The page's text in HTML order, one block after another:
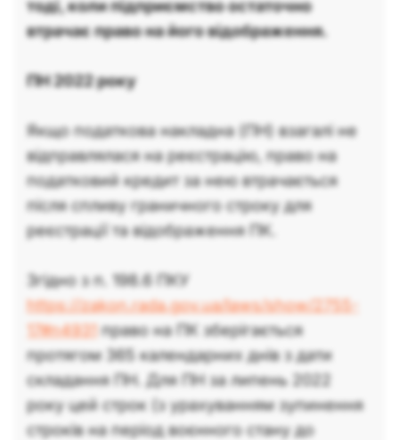
тоді, коли підприємство остаточно
втрачає право на його відображення.
ПН 2022 року
Якщо податкова накладна (ПН) взагалі не
відправлялася на реєстрацію, право на
податковий кредит за нею втрачається
після спливу граничного строку для
реєстрації та відображення ПК.
Згідно з п. 198.6 ПКУ
https://zakon.rada.gov.ua/laws/show/2755-
17#n4931
право на ПК зберігається
протягом 365 календарних днів з дати
складання ПН. Для ПН за липень 2022
року цей строк (з урахуванням зупинення
строків на період воєнного стану до